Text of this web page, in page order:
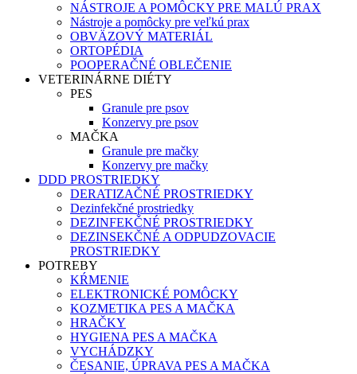
NÁSTROJE A POMÔCKY PRE MALÚ PRAX
Nástroje a pomôcky pre veľkú prax
OBVÄZOVÝ MATERIÁL
ORTOPÉDIA
POOPERAČNÉ OBLEČENIE
VETERINÁRNE DIÉTY
PES
Granule pre psov
Konzervy pre psov
MAČKA
Granule pre mačky
Konzervy pre mačky
DDD PROSTRIEDKY
DERATIZAČNÉ PROSTRIEDKY
Dezinfekčné prostriedky
DEZINFEKČNÉ PROSTRIEDKY
DEZINSEKČNÉ A ODPUDZOVACIE
PROSTRIEDKY
POTREBY
KŔMENIE
ELEKTRONICKÉ POMÔCKY
KOZMETIKA PES A MAČKA
HRAČKY
HYGIENA PES A MAČKA
VYCHÁDZKY
ČESANIE, ÚPRAVA PES A MAČKA